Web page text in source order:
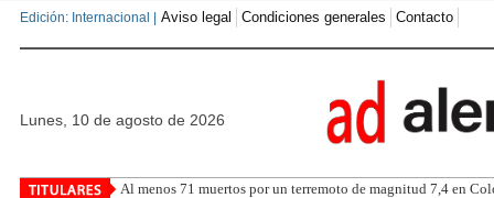
Edición: Internacional | Aviso legal Condiciones generales Contacto
lunes, 10 de agosto de 2026
Al menos 71 muertos por un terremoto de magnitud 7,4 en